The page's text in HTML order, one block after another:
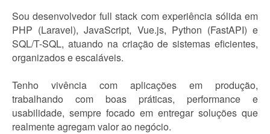
Sou desenvolvedor full stack com experiência sólida em
PHP (Laravel), JavaScript, Vue.js, Python (FastAPI) e
SQL/T-SQL, atuando na criação de sistemas eficientes,
organizados e escaláveis.
Tenho vivência com aplicações em produção,
trabalhando com boas práticas, performance e
usabilidade, sempre focado em entregar soluções que
realmente agregam valor ao negócio.